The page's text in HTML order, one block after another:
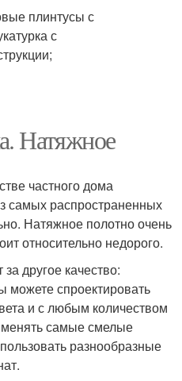
плинтусы с
с
Натяжное
частного дома
самых распространенных
Натяжное полотно очень
относительно недорого.
другое качество:
можете спроектировать
и с любым количеством
самые смелые
разнообразные